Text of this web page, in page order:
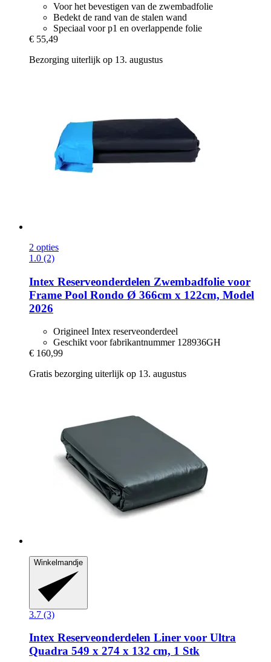
Voor het bevestigen van de zwembadfolie
Bedekt de rand van de stalen wand
Speciaal voor p1 en overlappende folie
€ 55,49
Bezorging uiterlijk op 13. augustus
2 opties
1.0 (2)
Intex Reserveonderdelen Zwembadfolie voor
Frame Pool Rondo Ø 366cm x 122cm, Model
2026
Origineel Intex reserveonderdeel
Geschikt voor fabrikantnummer 128936GH
€ 160,99
Gratis bezorging uiterlijk op 13. augustus
Winkelmandje
3.7 (3)
Intex Reserveonderdelen Liner voor Ultra
Quadra 549 x 274 x 132 cm, 1 Stk